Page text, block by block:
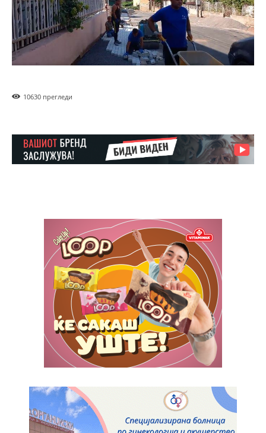
бесплатно / forever
ИЗБЕРЕТЕ ПЛАН
Ut mollis pellentesque tortor
Nullam eu erat condimentum
Donec quis est ac felis
100 / yearplaceholder text
ИЗБЕРЕТЕ ПЛАН
Full member access:
Praesent euismod ac
Ut mollis pellentesque tortor
Nullam eu erat condimentum
10630 прегледи